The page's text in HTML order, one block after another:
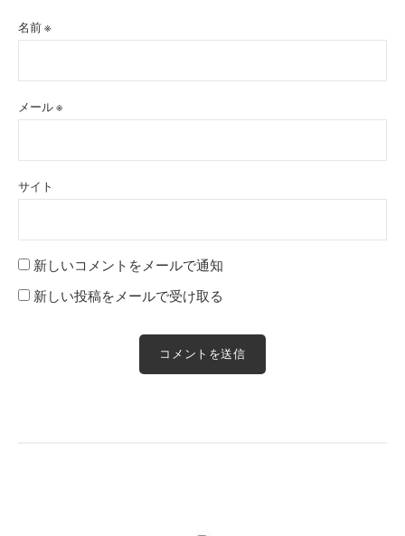
名前※
メール※
サイト
新しいコメントをメールで通知
新しい投稿をメールで受け取る